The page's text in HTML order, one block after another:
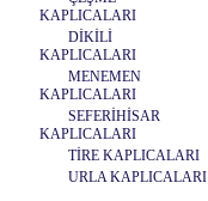
KAPLICALARI
DİKİLİ
KAPLICALARI
MENEMEN
KAPLICALARI
SEFERİHİSAR
KAPLICALARI
TİRE KAPLICALARI
URLA KAPLICALARI